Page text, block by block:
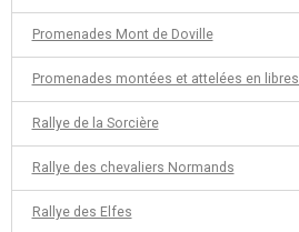
Promenades Mont de Doville
Promenades montées et attelées en
Rallye de la Sorcière
Rallye des chevaliers Normands
Rallye des Elfes